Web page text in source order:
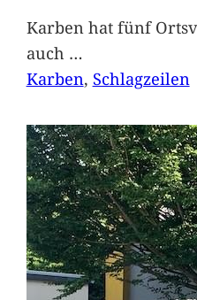
Karben hat fünf
auch …
Karben, Schlagzeilen